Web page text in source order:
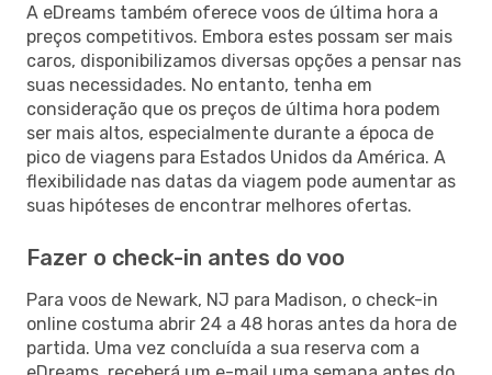
A eDreams também oferece voos de última hora a
preços competitivos. Embora estes possam ser mais
caros, disponibilizamos diversas opções a pensar nas
suas necessidades. No entanto, tenha em
consideração que os preços de última hora podem
ser mais altos, especialmente durante a época de
pico de viagens para Estados Unidos da América. A
flexibilidade nas datas da viagem pode aumentar as
suas hipóteses de encontrar melhores ofertas.
Fazer o check-in antes do voo
Para voos de Newark, NJ para Madison, o check-in
online costuma abrir 24 a 48 horas antes da hora de
partida. Uma vez concluída a sua reserva com a